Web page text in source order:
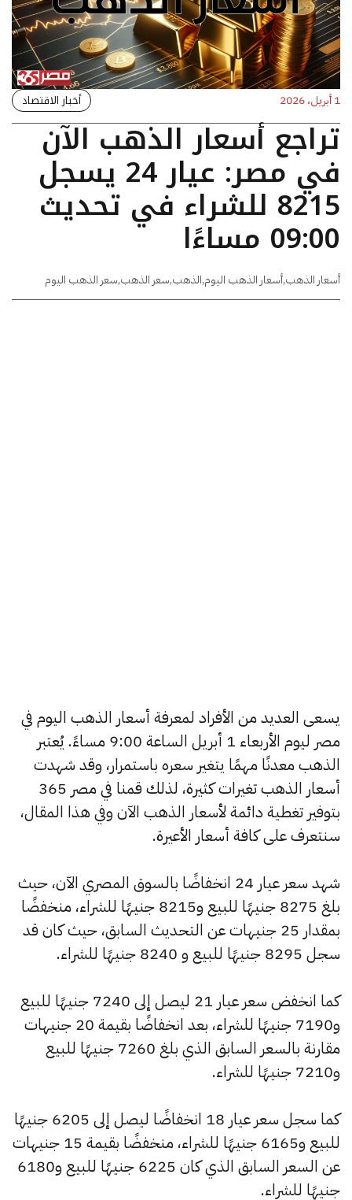
1 أبريل، 2026 أخبار الاقتصاد
تراجع أسعار الذهب الآن
في مصر: عيار 24 يسجل
8215 للشراء في تحديث
09:00 مساءًا
أسعار الذهب,أسعار الذهب اليوم,الذهب,سعر الذهب,سعر الذهب اليوم
يسعى العديد من الأفراد لمعرفة أسعار الذهب اليوم في
مصر ليوم الأربعاء 1 أبريل الساعة 9:00 مساءً. يُعتبر
الذهب معدنًا مهمًا يتغير سعره باستمرار، وقد شهدت
أسعار الذهب تغيرات كثيرة، لذلك قمنا في مصر 365
بتوفير تغطية دائمة لأسعار الذهب الآن وفي هذا المقال،
سنتعرف على كافة أسعار الأعيرة.
شهد سعر عيار 24 انخفاضًا بالسوق المصري الآن، حيث
بلغ 8275 جنيهًا للبيع و8215 جنيهًا للشراء، منخفضًا
بمقدار 25 جنيهات عن التحديث السابق، حيث كان قد
سجل 8295 جنيهًا للبيع و 8240 جنيهًا للشراء.
كما انخفض سعر عيار 21 ليصل إلى 7240 جنيهًا للبيع
و7190 جنيهًا للشراء، بعد انخفاضًا بقيمة 20 جنيهات
مقارنة بالسعر السابق الذي بلغ 7260 جنيهًا للبيع
و7210 جنيهًا للشراء.
كما سجل سعر عيار 18 انخفاضًا ليصل إلى 6205 جنيهًا
للبيع و6165 جنيهًا للشراء، منخفضًا بقيمة 15 جنيهات
عن السعر السابق الذي كان 6225 جنيهًا للبيع و6180
جنيهًا للشراء.